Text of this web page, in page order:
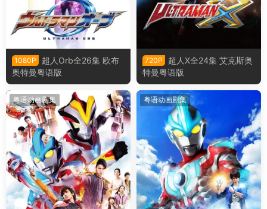
1080P
超人Orb全26集 欧布
奥特曼粤语版
720P
超人X全24集 艾克斯奥
特曼粤语版
粤语动画剧集 粤语动画剧集